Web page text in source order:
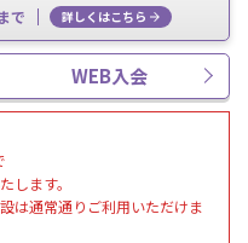
で 詳しくはこちら
WEB入会
します。
は通常通りご利用いただけま